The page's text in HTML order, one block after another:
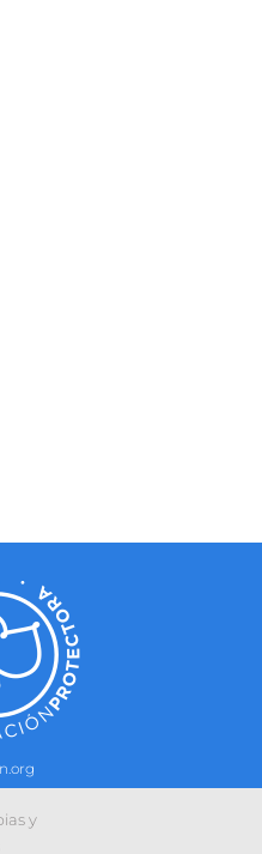
-Política de privacidad
la colaboración de:
y